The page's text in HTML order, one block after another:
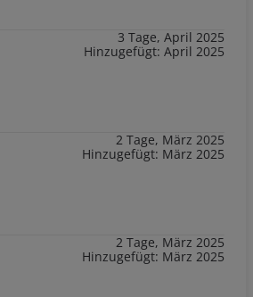
3 Tage, April 2025
Hinzugefügt: April 2025
2 Tage, März 2025
Hinzugefügt: März 2025
2 Tage, März 2025
Hinzugefügt: März 2025